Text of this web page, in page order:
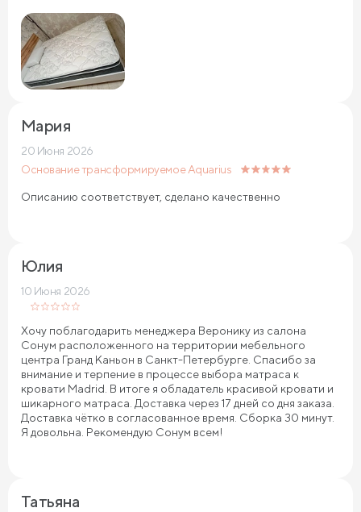
Мария
Основание трансформируемое Aquarius
20 Июня 2026
Описанию соответствует, сделано качественно
Юлия
10 Июня 2026
Хочу поблагодарить менеджера Веронику из салона
Сонум расположенного на территории мебельного
центра Гранд Каньон в Санкт-Петербурге. Спасибо за
внимание и терпение в процессе выбора матраса к
кровати Madrid. В итоге я обладатель красивой кровати и
шикарного матраса. Доставка через 17 дней со дня заказа.
Доставка чётко в согласованное время. Сборка 30 минут.
Я довольна. Рекомендую Сонум всем!
Татьяна